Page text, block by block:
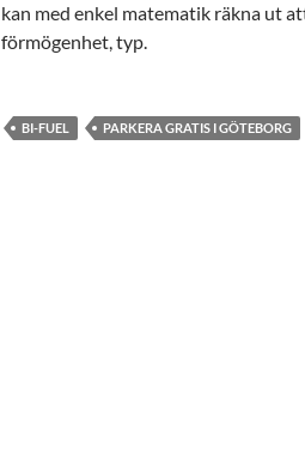
kan med enkel matematik räkna ut
förmögenhet, typ.
BI-FUEL PARKERA GRATIS I GÖTEBORG